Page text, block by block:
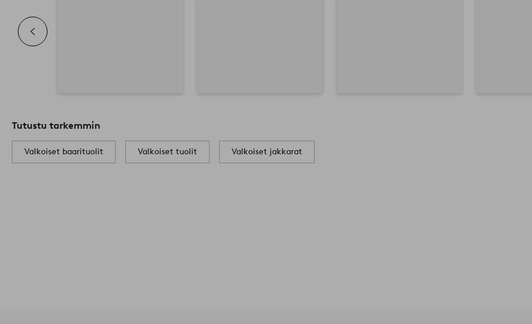
Tutustu tarkemmin
Valkoiset baarituolit Valkoiset tuolit Valkoiset jakkarat